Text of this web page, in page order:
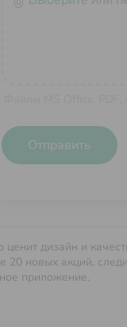
Отправить
ценит дизайн и
20 новых акций,
приложение.